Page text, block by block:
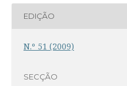
EDIÇÃO
N.º 51 (2009)
SECÇÃO